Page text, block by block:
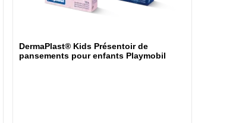
DermaPlast® Kids Présentoir de
pansements pour enfants Playmobil